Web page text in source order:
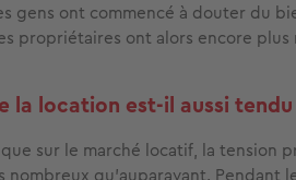
gens ont commencé à douter du
propriétaires ont alors encore
la location est-il aussi
sur le marché locatif, la tension